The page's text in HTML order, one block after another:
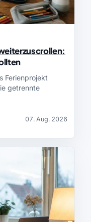
Ferienprojekt
getrennte
07. Aug. 2026